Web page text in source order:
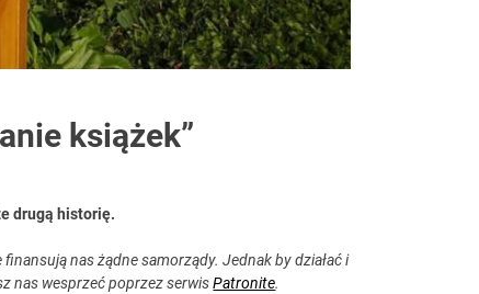
książek”
drugą historię.
nas żądne samorządy. Jednak by działać i
nas wesprzeć poprzez serwisPatronite.